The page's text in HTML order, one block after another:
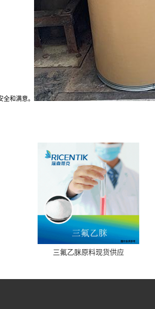
和满意。
三氟乙脒原料现货供应